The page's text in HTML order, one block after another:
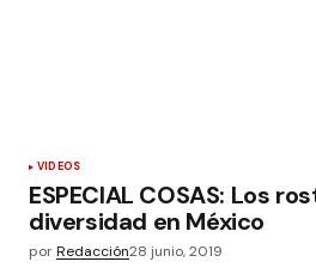
VIDEOS
ESPECIAL COSAS: Los
diversidad en México
porRedacción28 junio, 2019